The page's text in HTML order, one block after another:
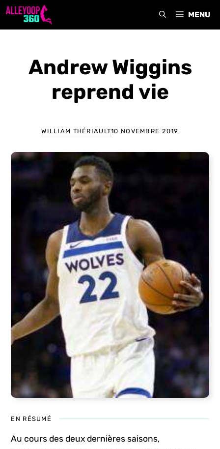
Aller
MENU
Andrew Wiggins
reprend vie
WILLIAM THÉRIAULT10 NOVEMBRE 2019
EN RÉSUMÉ
Au cours des deux dernières saisons,